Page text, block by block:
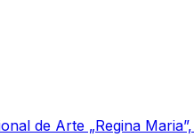
de Arte „Regina